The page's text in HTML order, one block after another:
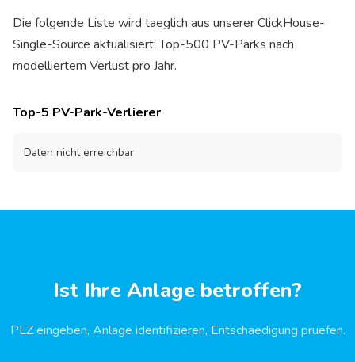
Die folgende Liste wird taeglich aus unserer ClickHouse-
Single-Source aktualisiert: Top-500 PV-Parks nach
modelliertem Verlust pro Jahr.
Top-5 PV-Park-Verlierer
Daten nicht erreichbar
Ist Ihre Anlage betroffen?
PLZ eingeben, Anlage identifizieren, Entschaedigung pruefen.